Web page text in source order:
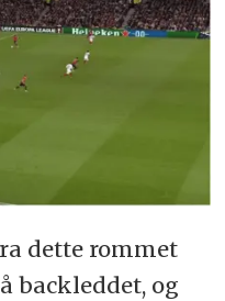
dette rommet
backleddet, og